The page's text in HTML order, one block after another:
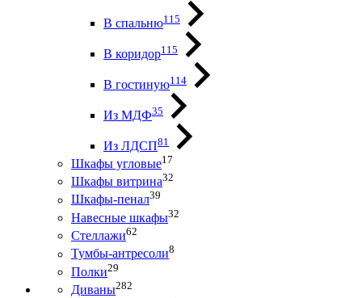
В спальню115
В коридор115
В гостиную114
Из МДФ35
Из ЛДСП81
Шкафы угловые17
Шкафы витрина32
Шкафы-пенал39
Навесные шкафы32
Стеллажи62
Тумбы-антресоли8
Полки29
Диваны282